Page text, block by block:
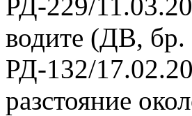
водите (ДВ, бр.
РД-132/
разстояние